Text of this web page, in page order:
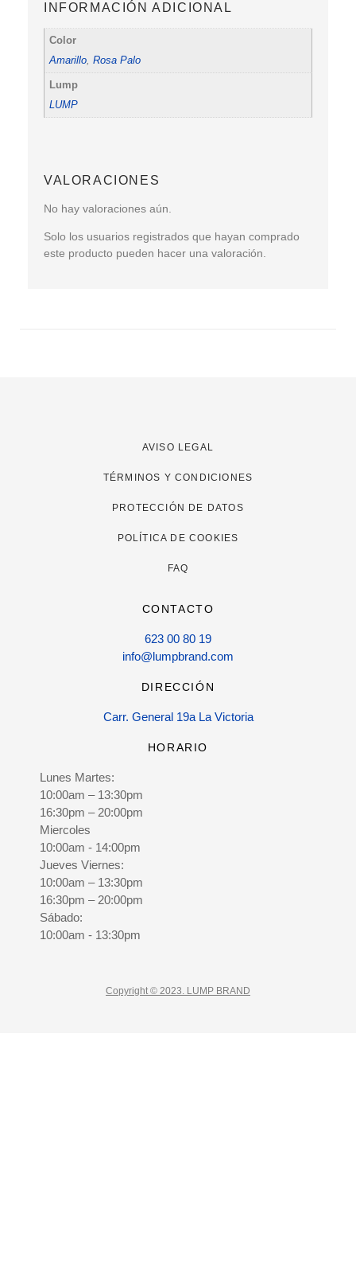
INFORMACIÓN ADICIONAL
Color
Amarillo ,Rosa Palo
Lump
LUMP
VALORACIONES
No hay valoraciones aún.
Solo los usuarios registrados que hayan comprado
este producto pueden hacer una valoración.
AVISO LEGAL
TÉRMINOS Y CONDICIONES
PROTECCIÓN DE DATOS
POLÍTICA DE COOKIES
FAQ
CONTACTO
623 00 80 19
info@lumpbrand.com
DIRECCIÓN
Carr. General 19a La Victoria
HORARIO
Lunes Martes:
10:00am – 13:30pm
16:30pm – 20:00pm
Miercoles
10:00am - 14:00pm
Jueves Viernes:
10:00am – 13:30pm
16:30pm – 20:00pm
Sábado:
10:00am - 13:30pm
Copyright © 2023. LUMP BRAND